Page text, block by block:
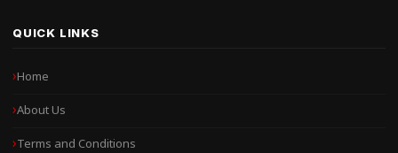
QUICK LINKS
Home
About Us
Terms and Conditions